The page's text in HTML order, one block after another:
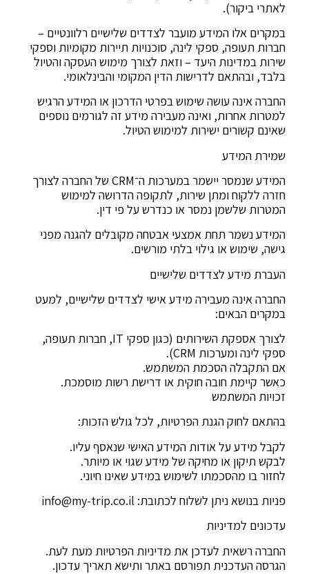
לאתרי ביקור).
במקרים אלו המידע מועבר לצדדים שלישיים רלוונטיים –
חברות תעופה, ספקי לינה, סוכנויות תיירות מקומיות וספקי
שירות במדינות היעד – וזאת לצורך מימוש העסקה והטיול
בלבד, ובהתאם לדרישות הדין המקומי והבינלאומי.
החברה אינה עושה שימוש בפרטי הדרכון או המידע הרגיש
למטרות אחרות, ואינה מעבירה מידע זה לגורמים נוספים
שאינם קשורים ישירות למימוש הטיול.
שמירת המידע
המידע שנמסר יישמר במערכות ה־CRM של החברה לצורך
חזרה ללקוח ומתן שירות, לתקופה הדרושה למימוש
המטרות שלשמן נמסר או כנדרש על פי דין.
המידע נשמר תחת אמצעי אבטחה מקובלים להגנה מפני
גישה, שימוש או גילוי בלתי מורשים.
העברת מידע לצדדים שלישיים
החברה אינה מעבירה מידע אישי לצדדים שלישיים, למעט
במקרים הבאים:
לצורך אספקת השירותים (כגון ספקי IT, חברות תעופה,
ספקי לינה ומערכות CRM).
אם התקבלה הסכמת המשתמש.
כאשר קיימת חובה חוקית או דרישת רשות מוסמכת.
זכויות המשתמש
בהתאם לחוק הגנת הפרטיות, לכל גולש הזכות:
לקבל מידע על אודות המידע האישי שנאסף עליו.
לבקש תיקון או מחיקה של מידע שגוי או מיותר.
לחזור בו מהסכמתו לשימוש במידע שאינו חיוני.
פניות בנושא ניתן לשלוח לכתובת: info@my-trip.co.il
עדכונים למדיניות
החברה רשאית לעדכן את מדיניות הפרטיות מעת לעת.
הגרסה העדכנית תפורסם באתר ותישא תאריך עדכון.